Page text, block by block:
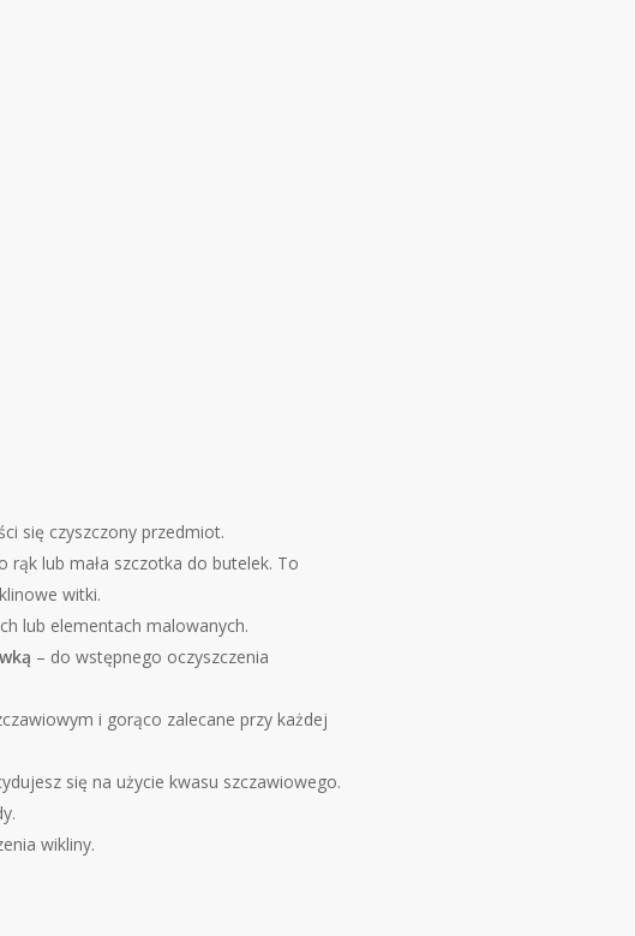
się czyszczony przedmiot.
rąk lub mała szczotka do butelek. To
witki.
lub elementach malowanych.
– do wstępnego oczyszczenia
i gorąco zalecane przy każdej
się na użycie kwasu szczawiowego.
wikliny.